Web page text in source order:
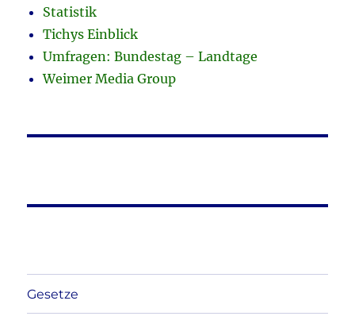
Statistik
Tichys Einblick
Umfragen: Bundestag – Landtage
Weimer Media Group
Gesetze